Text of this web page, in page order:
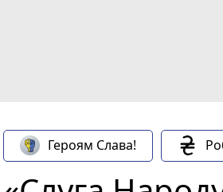
Героям Слава!